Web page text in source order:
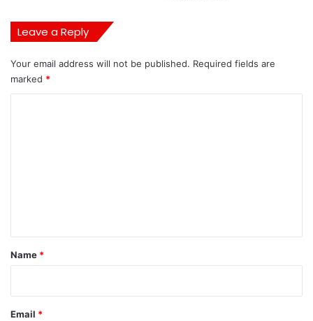
Leave a Reply
Your email address will not be published. Required fields are
marked *
*
Name *
Email *